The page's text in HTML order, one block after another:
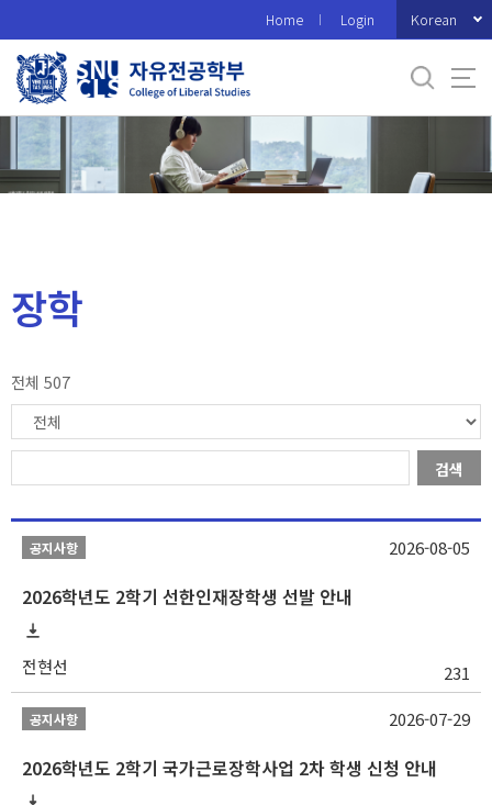
로
메
Home Login Korean
장학
전체 507
검색
공지사항
2026학년도 2학기 선한인재장학생 선발 안내
전현선 231
2026-08-05
공지사항
2026학년도 2학기 국가근로장학사업 2차 학생 신청 안내
2026-07-29